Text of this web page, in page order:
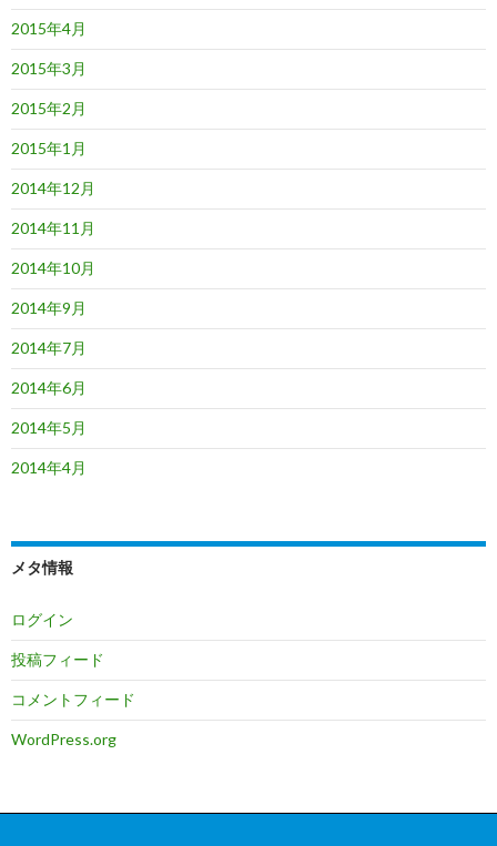
2015年4月
2015年3月
2015年2月
2015年1月
2014年12月
2014年11月
2014年10月
2014年9月
2014年7月
2014年6月
2014年5月
2014年4月
メタ情報
ログイン
投稿フィード
コメントフィード
WordPress.org